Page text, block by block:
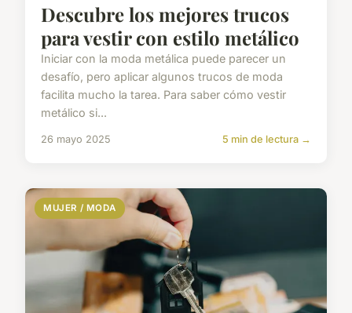
Descubre los mejores trucos
para vestir con estilo metálico
Iniciar con la moda metálica puede parecer un
desafío, pero aplicar algunos trucos de moda
facilita mucho la tarea. Para saber cómo vestir
metálico si...
26 mayo 2025 5 min de lectura →
MUJER / MODA